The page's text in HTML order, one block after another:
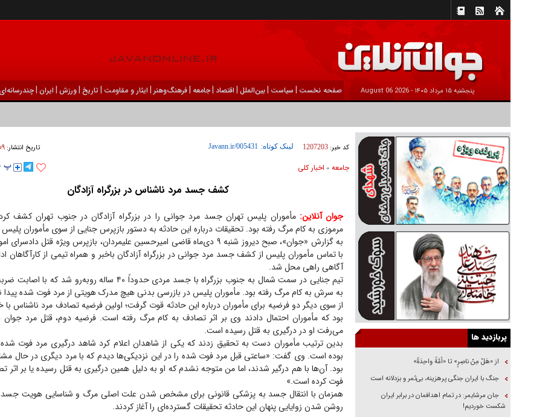
پنجشنبه ۱۵ مرداد ۱۴۰۵ - 2026 August 06 صفحه نخست | سیاست |بين‌الملل | اقتصاد |جامعه |فرهنگ‌و‌هنر | ایثار و مقاومت |تاریخ |ورزش | ايران |چندرسانه‌ای
کد خبر: 1207203 لینک کوتاه: تاریخ انتشار:۰۹ دی ۱۴۰۲ - ۲۲:۳۵
جامعه» اخبار كلی
کشف جسد مرد ناشناس در بزرگراه آزادگان
جوان آنلاین: مأموران پلیس تهران جسد مرد جوانی را در بزرگراه آزادگان در جنوب تهران کشف
مرموزی به کام مرگ رفته بود. تحقیقات درباره این حادثه به دستور بازپرس جنایی از سوی مأموران پلیس
به گزارش «جوان»، صبح دیروز شنبه ۹ دی‌ماه قاضی امیرحسین علیمردان، بازپرس ویژه قتل
با تماس مأموران پلیس از کشف جسد مرد جوانی در بزرگراه آزادگان باخبر و همراه تیمی از کارآگاهان
آگاهی راهی محل شد.
تیم جنایی در سمت شمال به جنوب بزرگراه با جسد مردی حدوداً ۴۰ ساله
به سرش به کام مرگ رفته بود. مأموران پلیس در بازرسی بدنی هیچ مدرک هویتی از مرد فوت شده پیدا
از سوی دیگر دو فرضیه برای مأموران درباره این حادثه قوت گرفت؛ اولین فرضیه تصادف مرد ناشناس
بود که مأموران احتمال دادند وی بر اثر تصادف به کام مرگ رفته است. فرضیه دوم، قتل مرد جوان
می‌رفت او در درگیری به قتل رسیده است.
بدین ترتیب مأموران دست به تحقیق زدند که یکی از شاهدان اعلام کرد شاهد درگیری مرد فوت
بوده است. وی گفت: «ساعتی قبل مرد فوت شده را در این نزدیکی‌ها دیدم که با مرد دیگری در حال
بود. آن‌ها با هم درگیر شدند، اما من متوجه نشدم که او به دلیل همین درگیری به قتل رسیده یا بر اثر
فوت کرده است.»
همزمان با انتقال جسد به پزشکی قانونی برای مشخص شدن علت اصلی مرگ و شناسایی هویت جسد،
روشن شدن زوایایی پنهان این حادثه تحقیقات گسترده‌ای را آغاز کردند.
پربازدید ها
از «هَلْ مِنْ ناصِرٍ» تا «اُمَّةً واحِدَةً»
جنگ با ایران جنگی پرهزینه، بی‌ثمر و بزدلانه است
جان مرشایمر: در تمام اهدافمان در برابر ایران
شکست خوردیم!